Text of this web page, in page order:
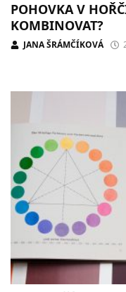
POHOVKA V
KOMBINOVAT?
JANA ŠRÁMČÍKOVÁ